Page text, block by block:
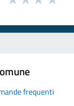
frequenti